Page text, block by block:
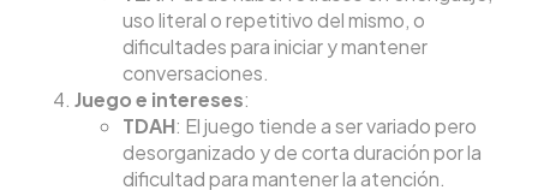
uso literal o repetitivo del mismo, o
dificultades para iniciar y mantener
conversaciones.
Juego e intereses:
TDAH: El juego tiende a ser variado pero
desorganizado y de corta duración por la
dificultad para mantener la atención.